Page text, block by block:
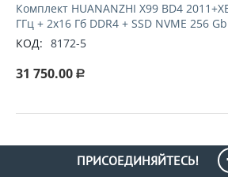
Комплект HUANANZHI X99 BD4
ГГц + 2x16 Гб DDR4 + SSD NVME 256 Gb
КОД: 8172-5
31 750.00 Р
ПРИСОЕДИНЯЙТЕСЬ!